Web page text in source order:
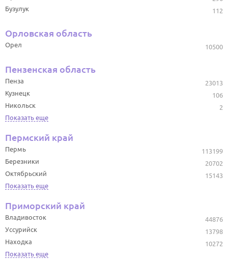
112
Бузулук
Орловская область
10500
Орел
Пензенская область
23013
Пенза
106
Кузнецк
2
Никольск
Показать еще
Пермский край
113199
Пермь
20702
Березники
15143
Октябрьский
Показать еще
Приморский край
44876
Владивосток
13798
Уссурийск
10272
Находка
Показать еще